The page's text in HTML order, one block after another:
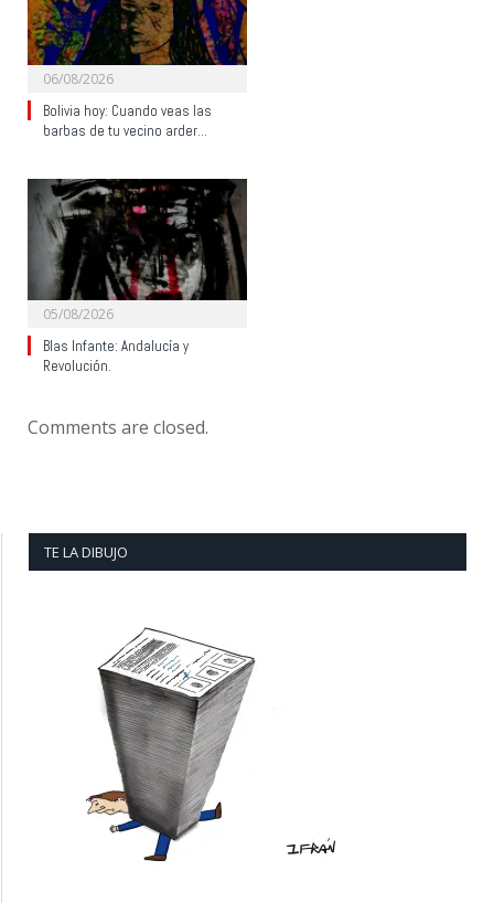
06/08/2026
Bolivia hoy: Cuando veas las
barbas de tu vecino arder…
05/08/2026
Blas Infante: Andalucía y
Revolución.
Comments are closed.
TE LA DIBUJO